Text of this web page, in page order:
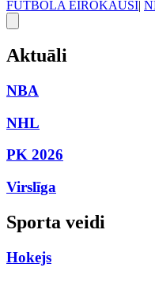
FUTBOLA EIROKAUSI|
Aktuāli
NBA
NHL
PK 2026
Virslīga
Sporta veidi
Hokejs